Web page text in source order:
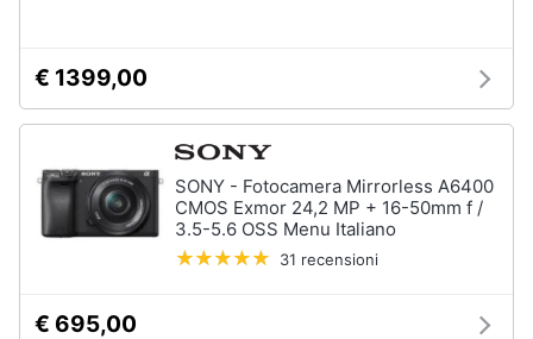
Arredo
Brico
e
Giardinaggio
e
€ 1399,00
SONY - Fotocamera Mirrorless A6400
CMOS Exmor 24,2 MP + 16-50mm f /
3.5-5.6 OSS Menu Italiano
31 recensioni
€ 695,00